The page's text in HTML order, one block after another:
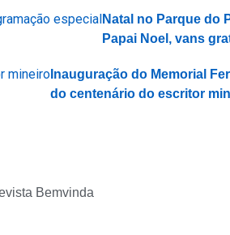
Natal no Parque do
Papai Noel, vans
Inauguração do Memorial
do centenário do escritor
Bemvinda